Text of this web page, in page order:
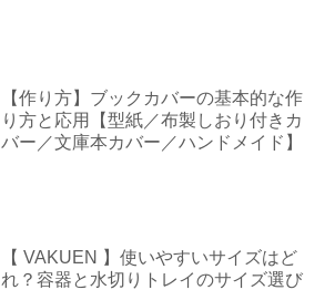
【作り方】ブックカバーの基本的な作
り方と応用【型紙／布製しおり付きカ
バー／文庫本カバー／ハンドメイド】
【 VAKUEN 】使いやすいサイズはど
れ？容器と水切りトレイのサイズ選び